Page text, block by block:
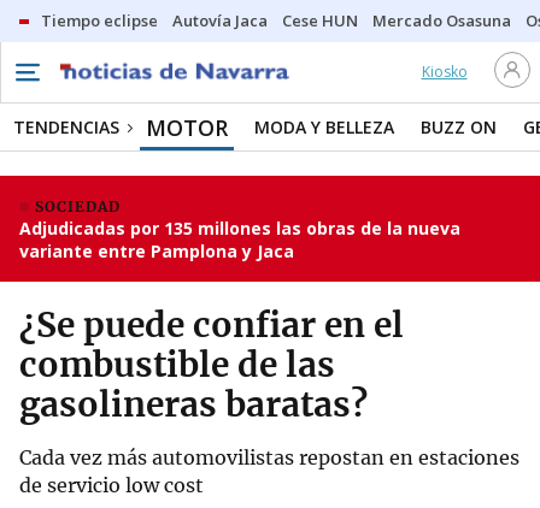
Tiempo eclipse Autovía Jaca Cese HUN Mercado Osasuna
Kiosko
TENDENCIAS MOTOR MODA Y BELLEZA BUZZ ON
SOCIEDAD
Adjudicadas por 135 millones las obras de la nueva
variante entre Pamplona y Jaca
¿Se puede confiar en el
combustible de las
gasolineras baratas?
Cada vez más automovilistas repostan en estaciones
de servicio low cost